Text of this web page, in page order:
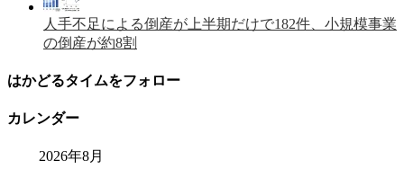
人手不足による倒産が上半期だけで182件、小規模事業
の倒産が約8割
はかどるタイムをフォロー
カレンダー
2026年8月